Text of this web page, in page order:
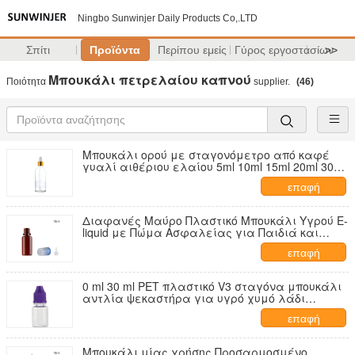
Ningbo Sunwinjer Daily Products Co,.LTD
Σπίτι Προϊόντα Περίπου εμείς Γύρος εργοστασίων
>>
Ποιότητα Μπουκάλι πετρελαίου καπνού supplier. (46)
Μπουκάλι ορού με σταγονόμετρο από καφέ
γυαλί αιθέριου ελαίου 5ml 10ml 15ml 20ml 30ml
επαφή
Διαφανές Μαύρο Πλαστικό Μπουκάλι Υγρού E-
liquid με Πώμα Ασφαλείας για Παιδιά και
επαφή
0 ml 30 ml PET πλαστικό V3 σταγόνα μπουκάλι
αντλία ψεκαστήρα για υγρό χυμό λάδι
επαφή
Μπουκάλι μίας χρήσης Προσαρμοσμένο